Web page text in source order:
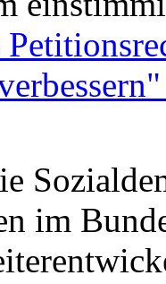
im